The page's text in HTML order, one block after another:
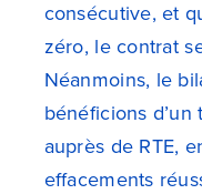
consécutive, et
zéro, le contrat
Néanmoins, le
bénéficions
auprès de RTE,
effacements